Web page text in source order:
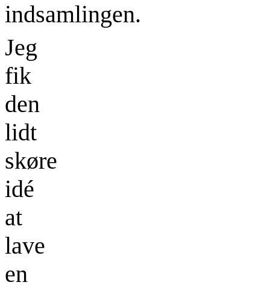
indsamlingen.
Jeg
fik
den
lidt
skøre
idé
at
lave
en